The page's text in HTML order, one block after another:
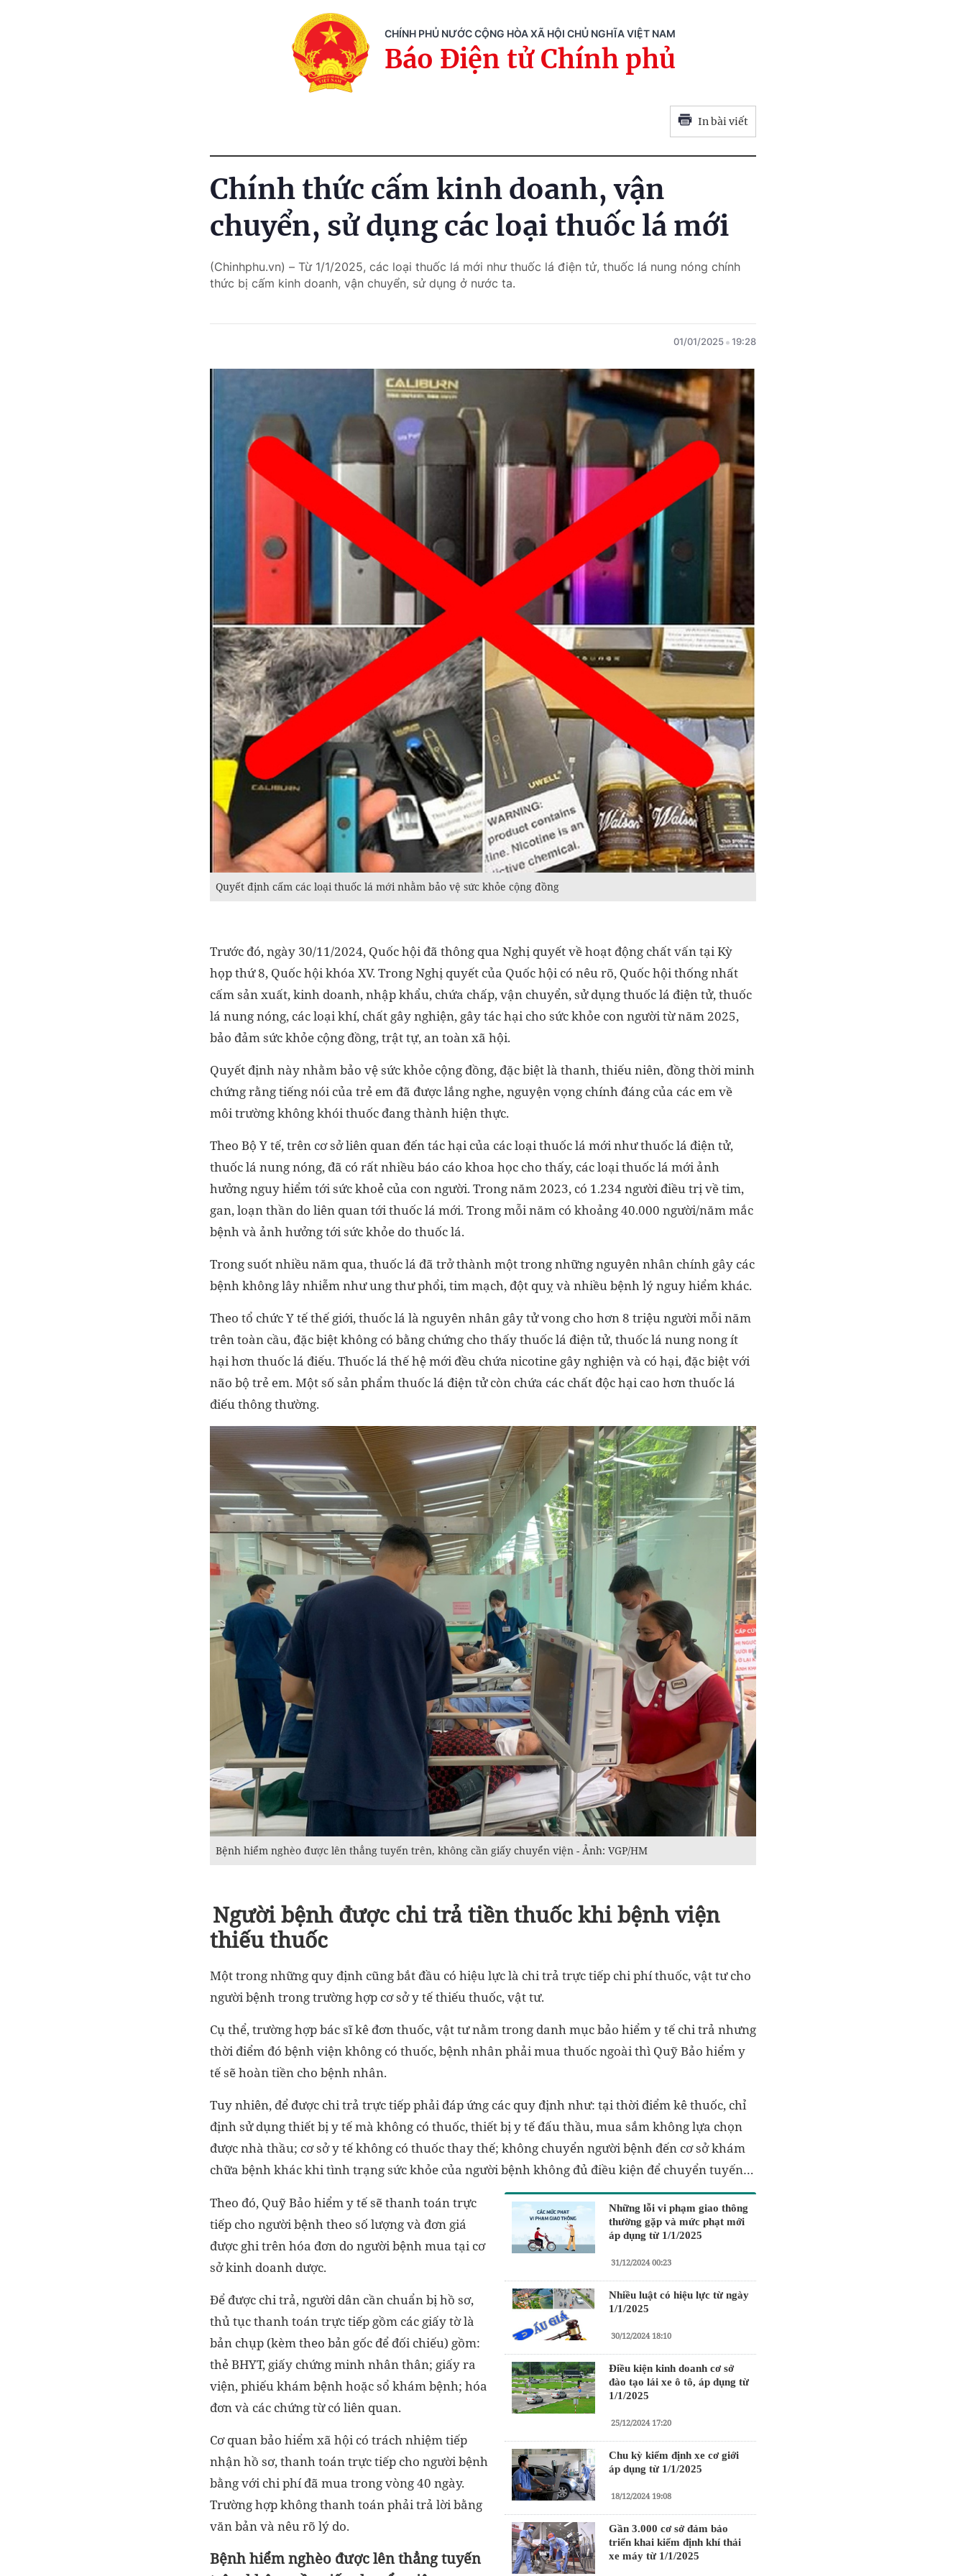
CHÍNH PHỦ NƯỚC CỘNG HÒA XÃ HỘI CHỦ NGHĨA VIỆT NAM
Báo Điện tử Chính phủ
In bài viết
Chính thức cấm kinh doanh, vận
chuyển, sử dụng các loại thuốc lá mới
(Chinhphu.vn) – Từ 1/1/2025, các loại thuốc lá mới như thuốc lá điện tử, thuốc lá nung nóng chính
thức bị cấm kinh doanh, vận chuyển, sử dụng ở nước ta.
01/01/2025 19:28
Quyết định cấm các loại thuốc lá mới nhằm bảo vệ sức khỏe cộng đồng
Trước đó, ngày 30/11/2024, Quốc hội đã thông qua Nghị quyết về hoạt động chất vấn tại Kỳ
họp thứ 8, Quốc hội khóa XV. Trong Nghị quyết của Quốc hội có nêu rõ, Quốc hội thống nhất
cấm sản xuất, kinh doanh, nhập khẩu, chứa chấp, vận chuyển, sử dụng thuốc lá điện tử, thuốc
lá nung nóng, các loại khí, chất gây nghiện, gây tác hại cho sức khỏe con người từ năm 2025,
bảo đảm sức khỏe cộng đồng, trật tự, an toàn xã hội.
Quyết định này nhằm bảo vệ sức khỏe cộng đồng, đặc biệt là thanh, thiếu niên, đồng thời minh
chứng rằng tiếng nói của trẻ em đã được lắng nghe, nguyện vọng chính đáng của các em về
môi trường không khói thuốc đang thành hiện thực.
Theo Bộ Y tế, trên cơ sở liên quan đến tác hại của các loại thuốc lá mới như thuốc lá điện tử,
thuốc lá nung nóng, đã có rất nhiều báo cáo khoa học cho thấy, các loại thuốc lá mới ảnh
hưởng nguy hiểm tới sức khoẻ của con người. Trong năm 2023, có 1.234 người điều trị về tim,
gan, loạn thần do liên quan tới thuốc lá mới. Trong mỗi năm có khoảng 40.000 người/năm mắc
bệnh và ảnh hưởng tới sức khỏe do thuốc lá.
Trong suốt nhiều năm qua, thuốc lá đã trở thành một trong những nguyên nhân chính gây các
bệnh không lây nhiễm như ung thư phổi, tim mạch, đột quỵ và nhiều bệnh lý nguy hiểm khác.
Theo tổ chức Y tế thế giới, thuốc lá là nguyên nhân gây tử vong cho hơn 8 triệu người mỗi năm
trên toàn cầu, đặc biệt không có bằng chứng cho thấy thuốc lá điện tử, thuốc lá nung nong ít
hại hơn thuốc lá điếu. Thuốc lá thế hệ mới đều chứa nicotine gây nghiện và có hại, đặc biệt với
não bộ trẻ em. Một số sản phẩm thuốc lá điện tử còn chứa các chất độc hại cao hơn thuốc lá
điếu thông thường.
Bệnh hiểm nghèo được lên thẳng tuyến trên, không cần giấy chuyển viện - Ảnh: VGP/HM
Người bệnh được chi trả tiền thuốc khi bệnh viện
thiếu thuốc
Một trong những quy định cũng bắt đầu có hiệu lực là chi trả trực tiếp chi phí thuốc, vật tư cho
người bệnh trong trường hợp cơ sở y tế thiếu thuốc, vật tư.
Cụ thể, trường hợp bác sĩ kê đơn thuốc, vật tư nằm trong danh mục bảo hiểm y tế chi trả nhưng
thời điểm đó bệnh viện không có thuốc, bệnh nhân phải mua thuốc ngoài thì Quỹ Bảo hiểm y
tế sẽ hoàn tiền cho bệnh nhân.
Tuy nhiên, để được chi trả trực tiếp phải đáp ứng các quy định như: tại thời điểm kê thuốc, chỉ
định sử dụng thiết bị y tế mà không có thuốc, thiết bị y tế đấu thầu, mua sắm không lựa chọn
được nhà thầu; cơ sở y tế không có thuốc thay thế; không chuyển người bệnh đến cơ sở khám
chữa bệnh khác khi tình trạng sức khỏe của người bệnh không đủ điều kiện để chuyển tuyến…
Những lỗi vi phạm giao thông
thường gặp và mức phạt mới
áp dụng từ 1/1/2025
31/12/2024 00:23
Nhiều luật có hiệu lực từ ngày
1/1/2025
30/12/2024 18:10
Điều kiện kinh doanh cơ sở
đào tạo lái xe ô tô, áp dụng từ
1/1/2025
25/12/2024 17:20
Chu kỳ kiểm định xe cơ giới
áp dụng từ 1/1/2025
18/12/2024 19:08
Gần 3.000 cơ sở đảm bảo
triển khai kiểm định khí thải
xe máy từ 1/1/2025
Theo đó, Quỹ Bảo hiểm y tế sẽ thanh toán trực
tiếp cho người bệnh theo số lượng và đơn giá
được ghi trên hóa đơn do người bệnh mua tại cơ
sở kinh doanh dược.
Để được chi trả, người dân cần chuẩn bị hồ sơ,
thủ tục thanh toán trực tiếp gồm các giấy tờ là
bản chụp (kèm theo bản gốc để đối chiếu) gồm:
thẻ BHYT, giấy chứng minh nhân thân; giấy ra
viện, phiếu khám bệnh hoặc sổ khám bệnh; hóa
đơn và các chứng từ có liên quan.
Cơ quan bảo hiểm xã hội có trách nhiệm tiếp
nhận hồ sơ, thanh toán trực tiếp cho người bệnh
bằng với chi phí đã mua trong vòng 40 ngày.
Trường hợp không thanh toán phải trả lời bằng
văn bản và nêu rõ lý do.
Bệnh hiểm nghèo được lên thẳng tuyến